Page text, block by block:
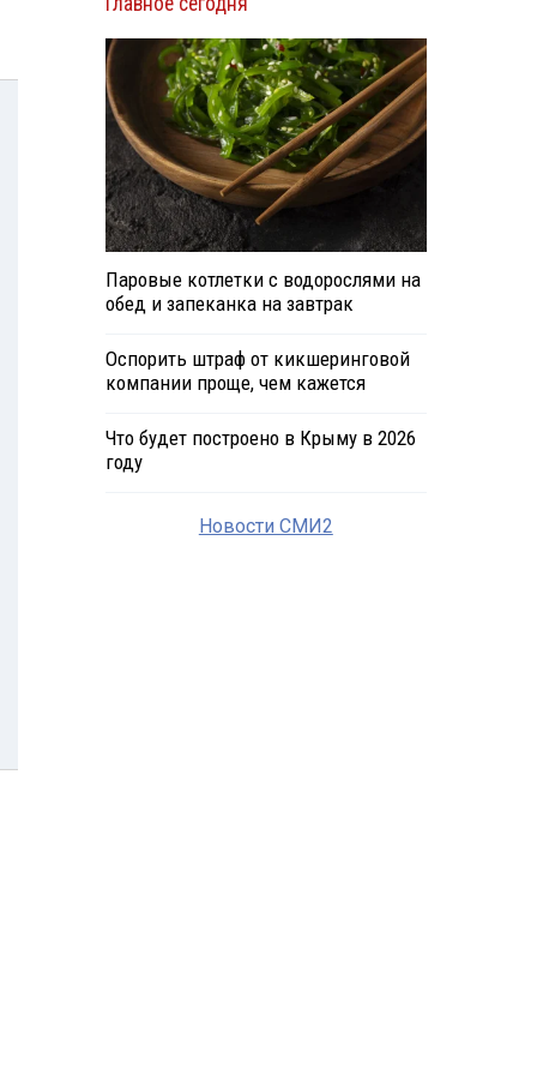
Паровые котлетки с водорослями на
обед и запеканка на завтрак
Оспорить штраф от кикшеринговой
компании проще, чем кажется
Что будет построено в Крыму в 2026
году
Новости СМИ2